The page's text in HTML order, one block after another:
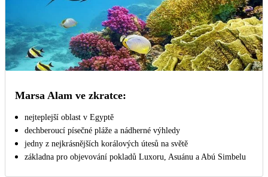
Marsa Alam ve zkratce:
nejteplejší oblast v Egyptě
dechberoucí písečné pláže a nádherné výhledy
jedny z nejkrásnějších korálových útesů na světě
základna pro objevování pokladů Luxoru, Asuánu a Abú Simbelu